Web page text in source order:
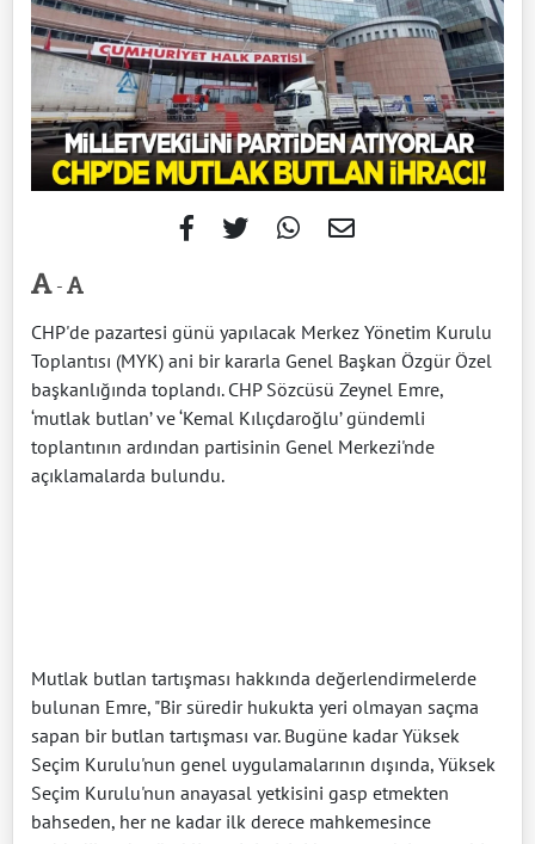
-
CHP'de pazartesi günü yapılacak Merkez Yönetim Kurulu
Toplantısı (MYK) ani bir kararla Genel Başkan Özgür Özel
başkanlığında toplandı. CHP Sözcüsü Zeynel Emre,
‘mutlak butlan’ ve ‘Kemal Kılıçdaroğlu’ gündemli
toplantının ardından partisinin Genel Merkezi'nde
açıklamalarda bulundu.
Mutlak butlan tartışması hakkında değerlendirmelerde
bulunan Emre, "Bir süredir hukukta yeri olmayan saçma
sapan bir butlan tartışması var. Bugüne kadar Yüksek
Seçim Kurulu'nun genel uygulamalarının dışında, Yüksek
Seçim Kurulu'nun anayasal yetkisini gasp etmekten
bahseden, her ne kadar ilk derece mahkemesince